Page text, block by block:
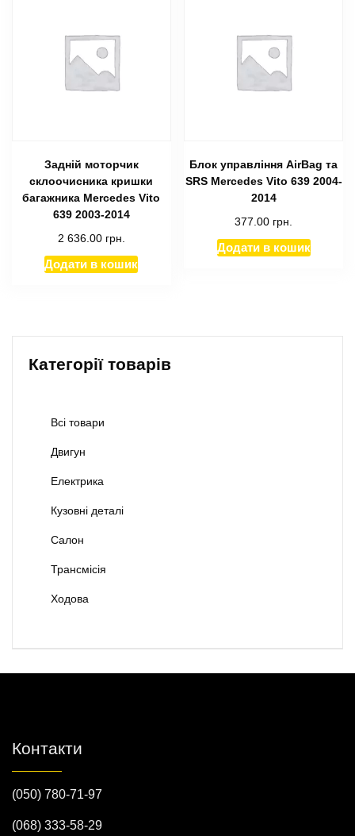
Задній моторчик
склоочисника кришки
багажника Mercedes Vito
639 2003-2014
2 636.00 грн.
Додати в кошик
Блок управління AirBag та
SRS Mercedes Vito 639 2004-
2014
377.00 грн.
Додати в кошик
Категорії товарів
Всі товари
Двигун
Електрика
Кузовні деталі
Салон
Трансмісія
Ходова
Контакти
(050) 780-71-97
(068) 333-58-29